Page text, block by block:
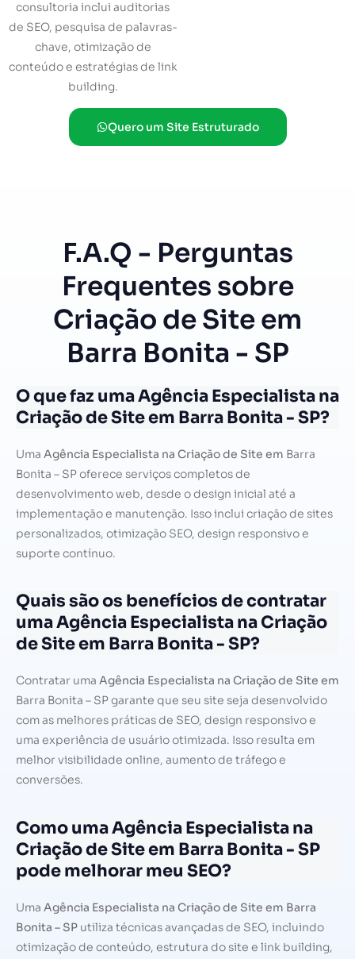
consultoria inclui auditorias
de SEO, pesquisa de palavras-
chave, otimização de
conteúdo e estratégias de link
building.
Quero um Site Estruturado
F.A.Q - Perguntas
Frequentes sobre
Criação de Site em
Barra Bonita - SP
O que faz uma Agência Especialista na
Criação de Site em Barra Bonita - SP?
Uma Agência Especialista na Criação de Site em Barra
Bonita – SP oferece serviços completos de
desenvolvimento web, desde o design inicial até a
implementação e manutenção. Isso inclui criação de sites
personalizados, otimização SEO, design responsivo e
suporte contínuo.
Quais são os benefícios de contratar
uma Agência Especialista na Criação
de Site em Barra Bonita - SP?
Contratar uma Agência Especialista na Criação de Site em
Barra Bonita – SP garante que seu site seja desenvolvido
com as melhores práticas de SEO, design responsivo e
uma experiência de usuário otimizada. Isso resulta em
melhor visibilidade online, aumento de tráfego e
conversões.
Como uma Agência Especialista na
Criação de Site em Barra Bonita - SP
pode melhorar meu SEO?
Uma Agência Especialista na Criação de Site em Barra
Bonita – SP utiliza técnicas avançadas de SEO, incluindo
otimização de conteúdo, estrutura do site e link building,